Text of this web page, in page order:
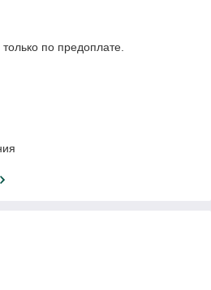
по предоплате.